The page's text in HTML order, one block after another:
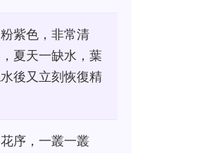
紫色，非常清
夏天一缺水，葉
後又立刻恢復精
序，一叢一叢